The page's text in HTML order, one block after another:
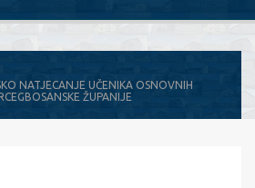
NATJECANJE UČENIKA OSNOVNIH
ŽUPANIJE